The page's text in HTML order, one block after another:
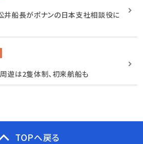
井船長がポナンの日本支社相談役に
遊は2隻体制、初来航船も
TOPへ戻る